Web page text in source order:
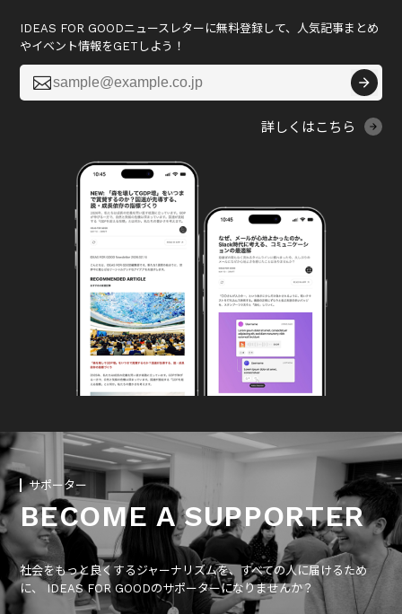
IDEAS FOR GOODニュースレターに無料登録して、人気記事まとめ
やイベント情報をGETしよう！

詳しくはこちら
サポーター
BECOME A SUPPORTER
社会をもっと良くするジャーナリズムを、すべての人に届けるため
に、 IDEAS FOR GOODのサポーターになりませんか？